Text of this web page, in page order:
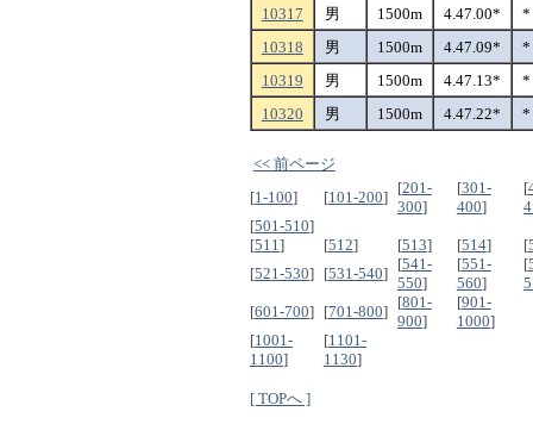
10317
男 1500m 4.47.00*
*
10318
男 1500m 4.47.09*
*
10319
男 1500m 4.47.13*
*
10320
男 1500m 4.47.22* *
<< 前ページ
[1-100] [101-200]
[201-
300]
[301-
400]
[
[501-510]
[511] [512] [513] [514] [
[521-530] [531-540]
[541-
550]
[551-
560]
[
[601-700] [701-800]
[801-
900]
[901-
1000]
[1001-
1100]
[1101-
1130]
[ TOPへ ]